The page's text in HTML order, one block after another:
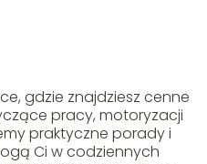
gdzie znajdziesz cenne
pracy, motoryzacji
praktyczne porady i
Ci w codziennych